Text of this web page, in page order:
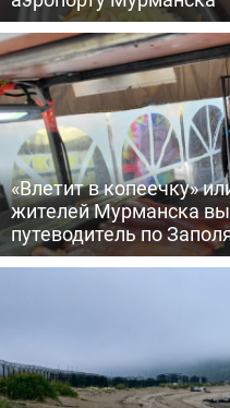
«Влетит в копеечку»
жителей Мурманска
путеводитель по